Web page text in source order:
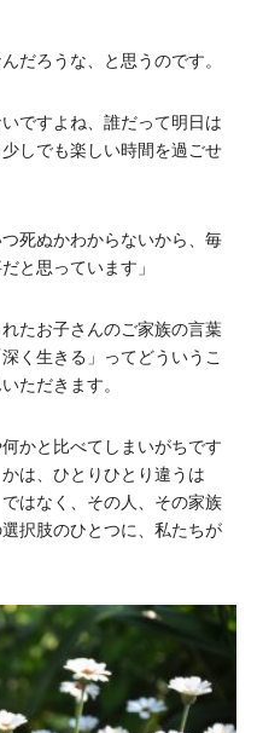
だろうな、と思うのです。
ですよね、誰だって明日は
しでも楽しい時間を過ごせ
死ぬかわからないから、毎
と思っています」
たお子さんのご家族の言葉
く生きる」ってどういうこ
ただきます。
かと比べてしまいがちです
は、ひとりひとり違うは
はなく、その人、その家族
択肢のひとつに、私たちが